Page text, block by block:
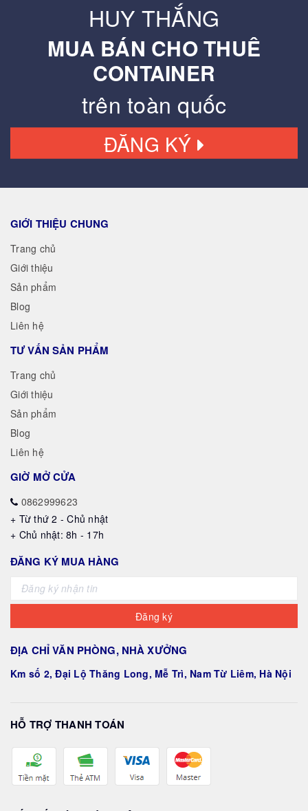
HUY THẮNG
MUA BÁN CHO THUÊ
CONTAINER
trên toàn quốc
ĐĂNG KÝ
GIỚI THIỆU CHUNG
Trang chủ
Giới thiệu
Sản phẩm
Blog
Liên hệ
TƯ VẤN SẢN PHẨM
Trang chủ
Giới thiệu
Sản phẩm
Blog
Liên hệ
GIỜ MỞ CỬA
0862999623
+ Từ thứ 2 - Chủ nhật
+ Chủ nhật: 8h - 17h
ĐĂNG KÝ MUA HÀNG
Đăng ký
ĐỊA CHỈ VĂN PHÒNG, NHÀ XƯỞNG
Km số 2, Đại Lộ Thăng Long, Mễ Trì, Nam Từ Liêm, Hà Nội
HỖ TRỢ THANH TOÁN